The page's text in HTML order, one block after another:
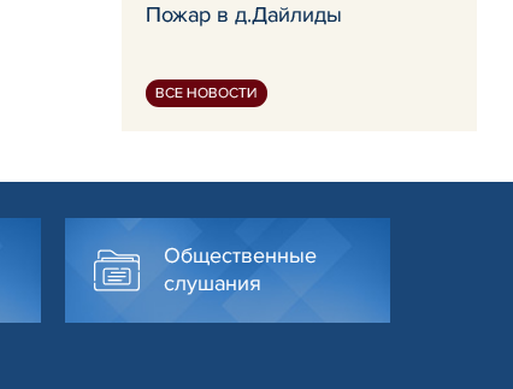
Пожар в д.Дайлиды
ВСЕ НОВОСТИ
Общественные
слушания